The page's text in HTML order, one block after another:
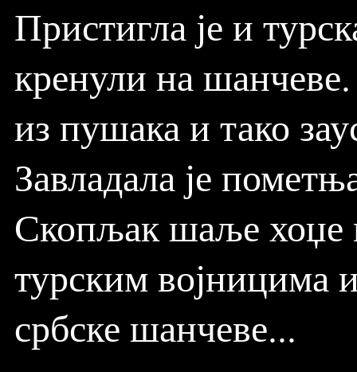
Пристигла је и
кренули на
из пушака и тако
Завладала је
Скопљак шаље хоџе
турским војницима
србске шанчеве...